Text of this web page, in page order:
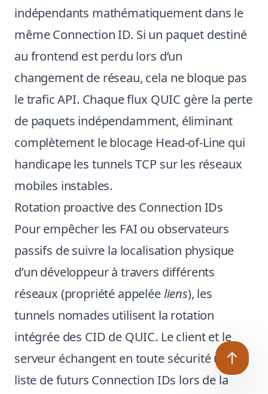
indépendants mathématiquement dans le
même Connection ID. Si un paquet destiné
au frontend est perdu lors d’un
changement de réseau, cela ne bloque pas
le trafic API. Chaque flux QUIC gère la perte
de paquets indépendamment, éliminant
complètement le blocage Head-of-Line qui
handicape les tunnels TCP sur les réseaux
mobiles instables.
Rotation proactive des Connection IDs
Pour empêcher les FAI ou observateurs
passifs de suivre la localisation physique
d’un développeur à travers différents
réseaux (propriété appeléeliens), les
tunnels nomades utilisent la rotation
intégrée des CID de QUIC. Le client et le
serveur échangent en toute sécurité une
liste de futurs Connection IDs lors de la